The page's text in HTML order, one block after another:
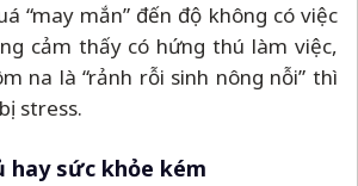
“may mắn” đến độ không có việc
cảm thấy có hứng thú làm việc,
na là “rảnh rỗi sinh nông nỗi” thì
stress.
hay sức khỏe kém